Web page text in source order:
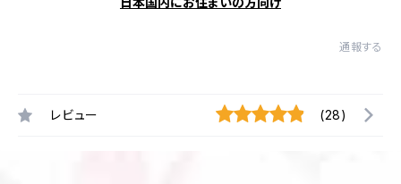
通報する
レビュー (28)